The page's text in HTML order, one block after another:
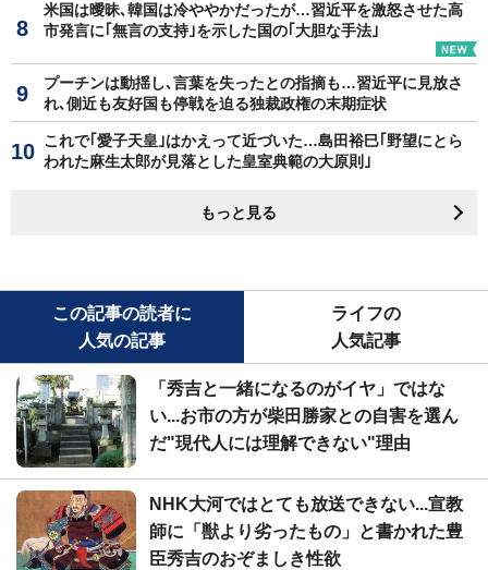
米国は曖昧､韓国は冷ややかだったが…習近平を激怒させた高
市発言に｢無言の支持｣を示した国の｢大胆な手法｣
プーチンは動揺し､言葉を失ったとの指摘も…習近平に見放さ
れ､側近も友好国も停戦を迫る独裁政権の末期症状
これで｢愛子天皇｣はかえって近づいた…島田裕巳｢野望にとら
われた麻生太郎が見落とした皇室典範の大原則｣
もっと見る
この記事の読者に
人気の記事
ライフの
人気記事
「秀吉と一緒になるのがイヤ」ではな
い...お市の方が柴田勝家との自害を選ん
だ"現代人には理解できない"理由
NHK大河ではとても放送できない...宣教
師に「獣より劣ったもの」と書かれた豊
臣秀吉のおぞましき性欲